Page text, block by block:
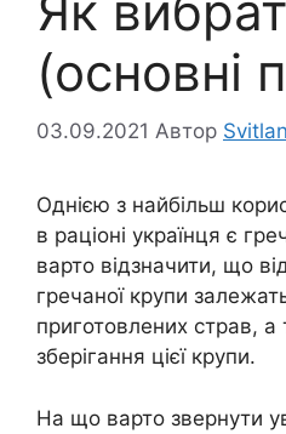
(основні
03.09.2021 Автор
Однією з найбільш
в раціоні українця є
варто відзначити, що
гречаної крупи
приготовлених страв, а
зберігання цієї крупи.
На що варто звернути